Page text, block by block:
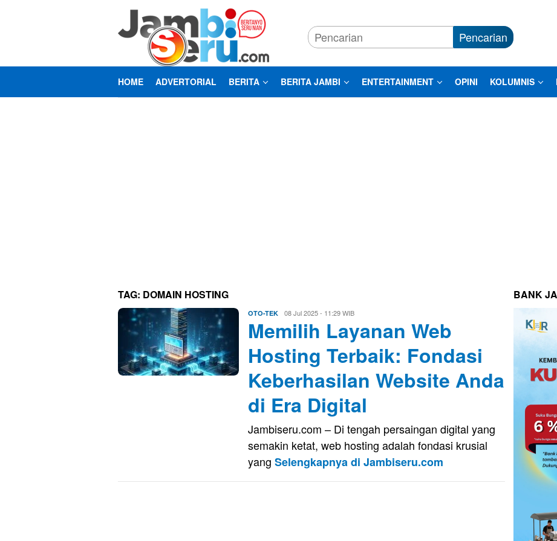
Pencarian
HOME ADVERTORIAL BERITA BERITA JAMBI ENTERTAINMENT OPINI KOLUMNIS
TAG: DOMAIN HOSTING
OTO-TEK Aris
08 Jul 2025 - 11:29 WIB
Memilih Layanan Web
Hosting Terbaik: Fondasi
Keberhasilan Website Anda
di Era Digital
Jambiseru.com – Di tengah persaingan digital yang
semakin ketat, web hosting adalah fondasi krusial
yang Selengkapnya di Jambiseru.com
BANK